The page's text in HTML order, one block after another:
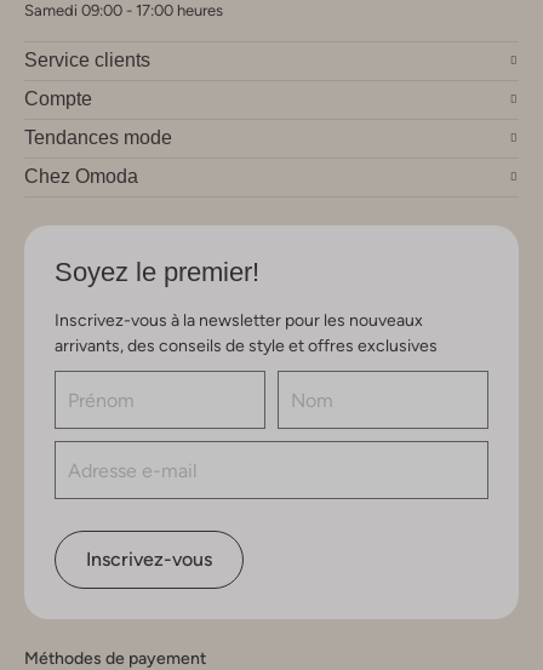
Samedi 09:00 - 17:00 heures
Service clients
Compte
Tendances mode
Chez Omoda
Soyez le premier!
Inscrivez-vous à la newsletter pour les nouveaux
arrivants, des conseils de style et offres exclusives
Inscrivez-vous
Méthodes de payement